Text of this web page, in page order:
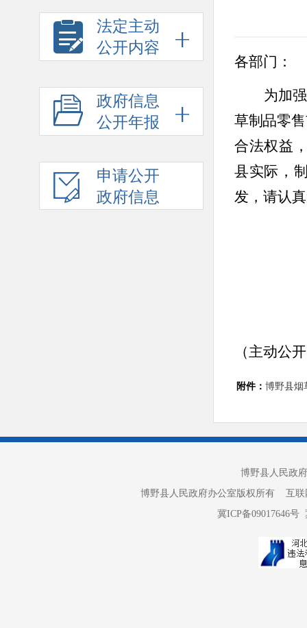
法定主动
公开内容
政府信息
公开年报
申请公开
政府信息
各部门：
为加
草制品零
合法权益
县实际，
发， 请认
（主动公
附件： 博野县烟
博野县人民政
博野县人民政府办公室版权所有 互联网
冀ICP备09017646号